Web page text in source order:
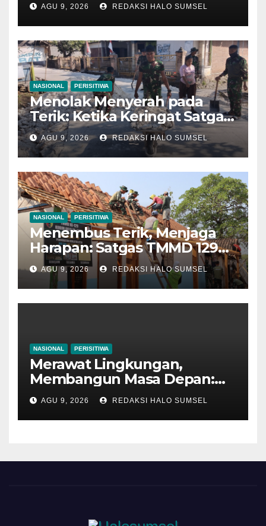
Brang Etan
AGU 9, 2026 REDAKSI HALO SUMSEL
NASIONAL PERISITIWA
Menolak Menyerah pada
Terik: Ketika Keringat Satgas
TMMD 129 Bojonegoro dan
Warga Kesongo Menyatu
Demi Jalan Masa Depan
AGU 9, 2026 REDAKSI HALO SUMSEL
NASIONAL PERISITIWA
Menembus Terik, Menjaga
Harapan: Satgas TMMD 129
Bojonegoro dan Warga
Bahu-Membahu Pasang
Genteng Rumah Bu Tini
AGU 9, 2026 REDAKSI HALO SUMSEL
NASIONAL PERISITIWA
Merawat Lingkungan,
Membangun Masa Depan:
Satgas TMMD 129
Bojonegoro dan Warga
Bersih-Bersih Sungai
AGU 9, 2026 REDAKSI HALO SUMSEL